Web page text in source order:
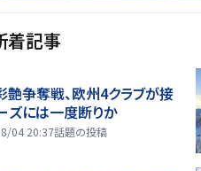
着記事
艶争奪戦、欧州4クラブが接
ズには一度断りか
04 20:37話題の投稿